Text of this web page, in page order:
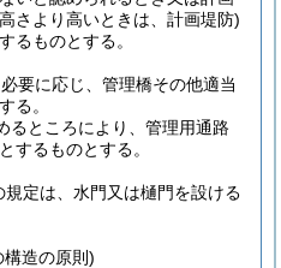
さより高いときは、計画堤防)
るものとする。
要に応じ、管理橋その他適当
る。
るところにより、管理用通路
するものとする。
規定は、水門又は樋門を設ける
造の原則)